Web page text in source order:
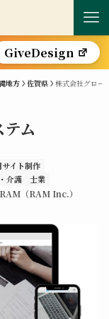
GiveDesign
地方 佐賀県 株式会社グロー
ム
サイト制作
介護 士業
（RAM Inc.）